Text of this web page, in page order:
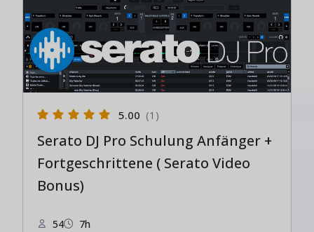
5.00 (1)
Serato DJ Pro Schulung Anfänger +
Fortgeschrittene ( Serato Video
Bonus)
54 7h